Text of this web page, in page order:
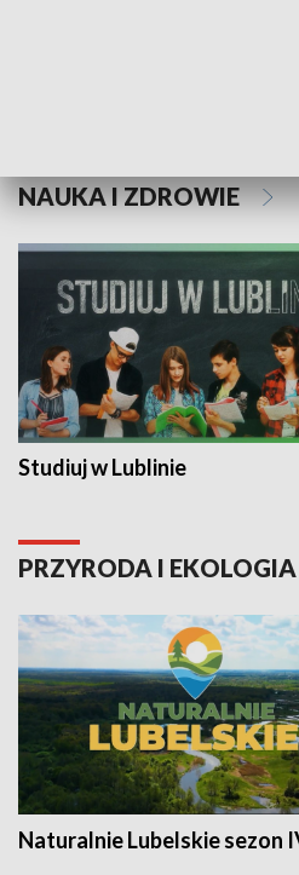
NAUKA I ZDROWIE
Studiuj w Lublinie
PRZYRODA I EKOLOGIA
Naturalnie Lubelskie sezon